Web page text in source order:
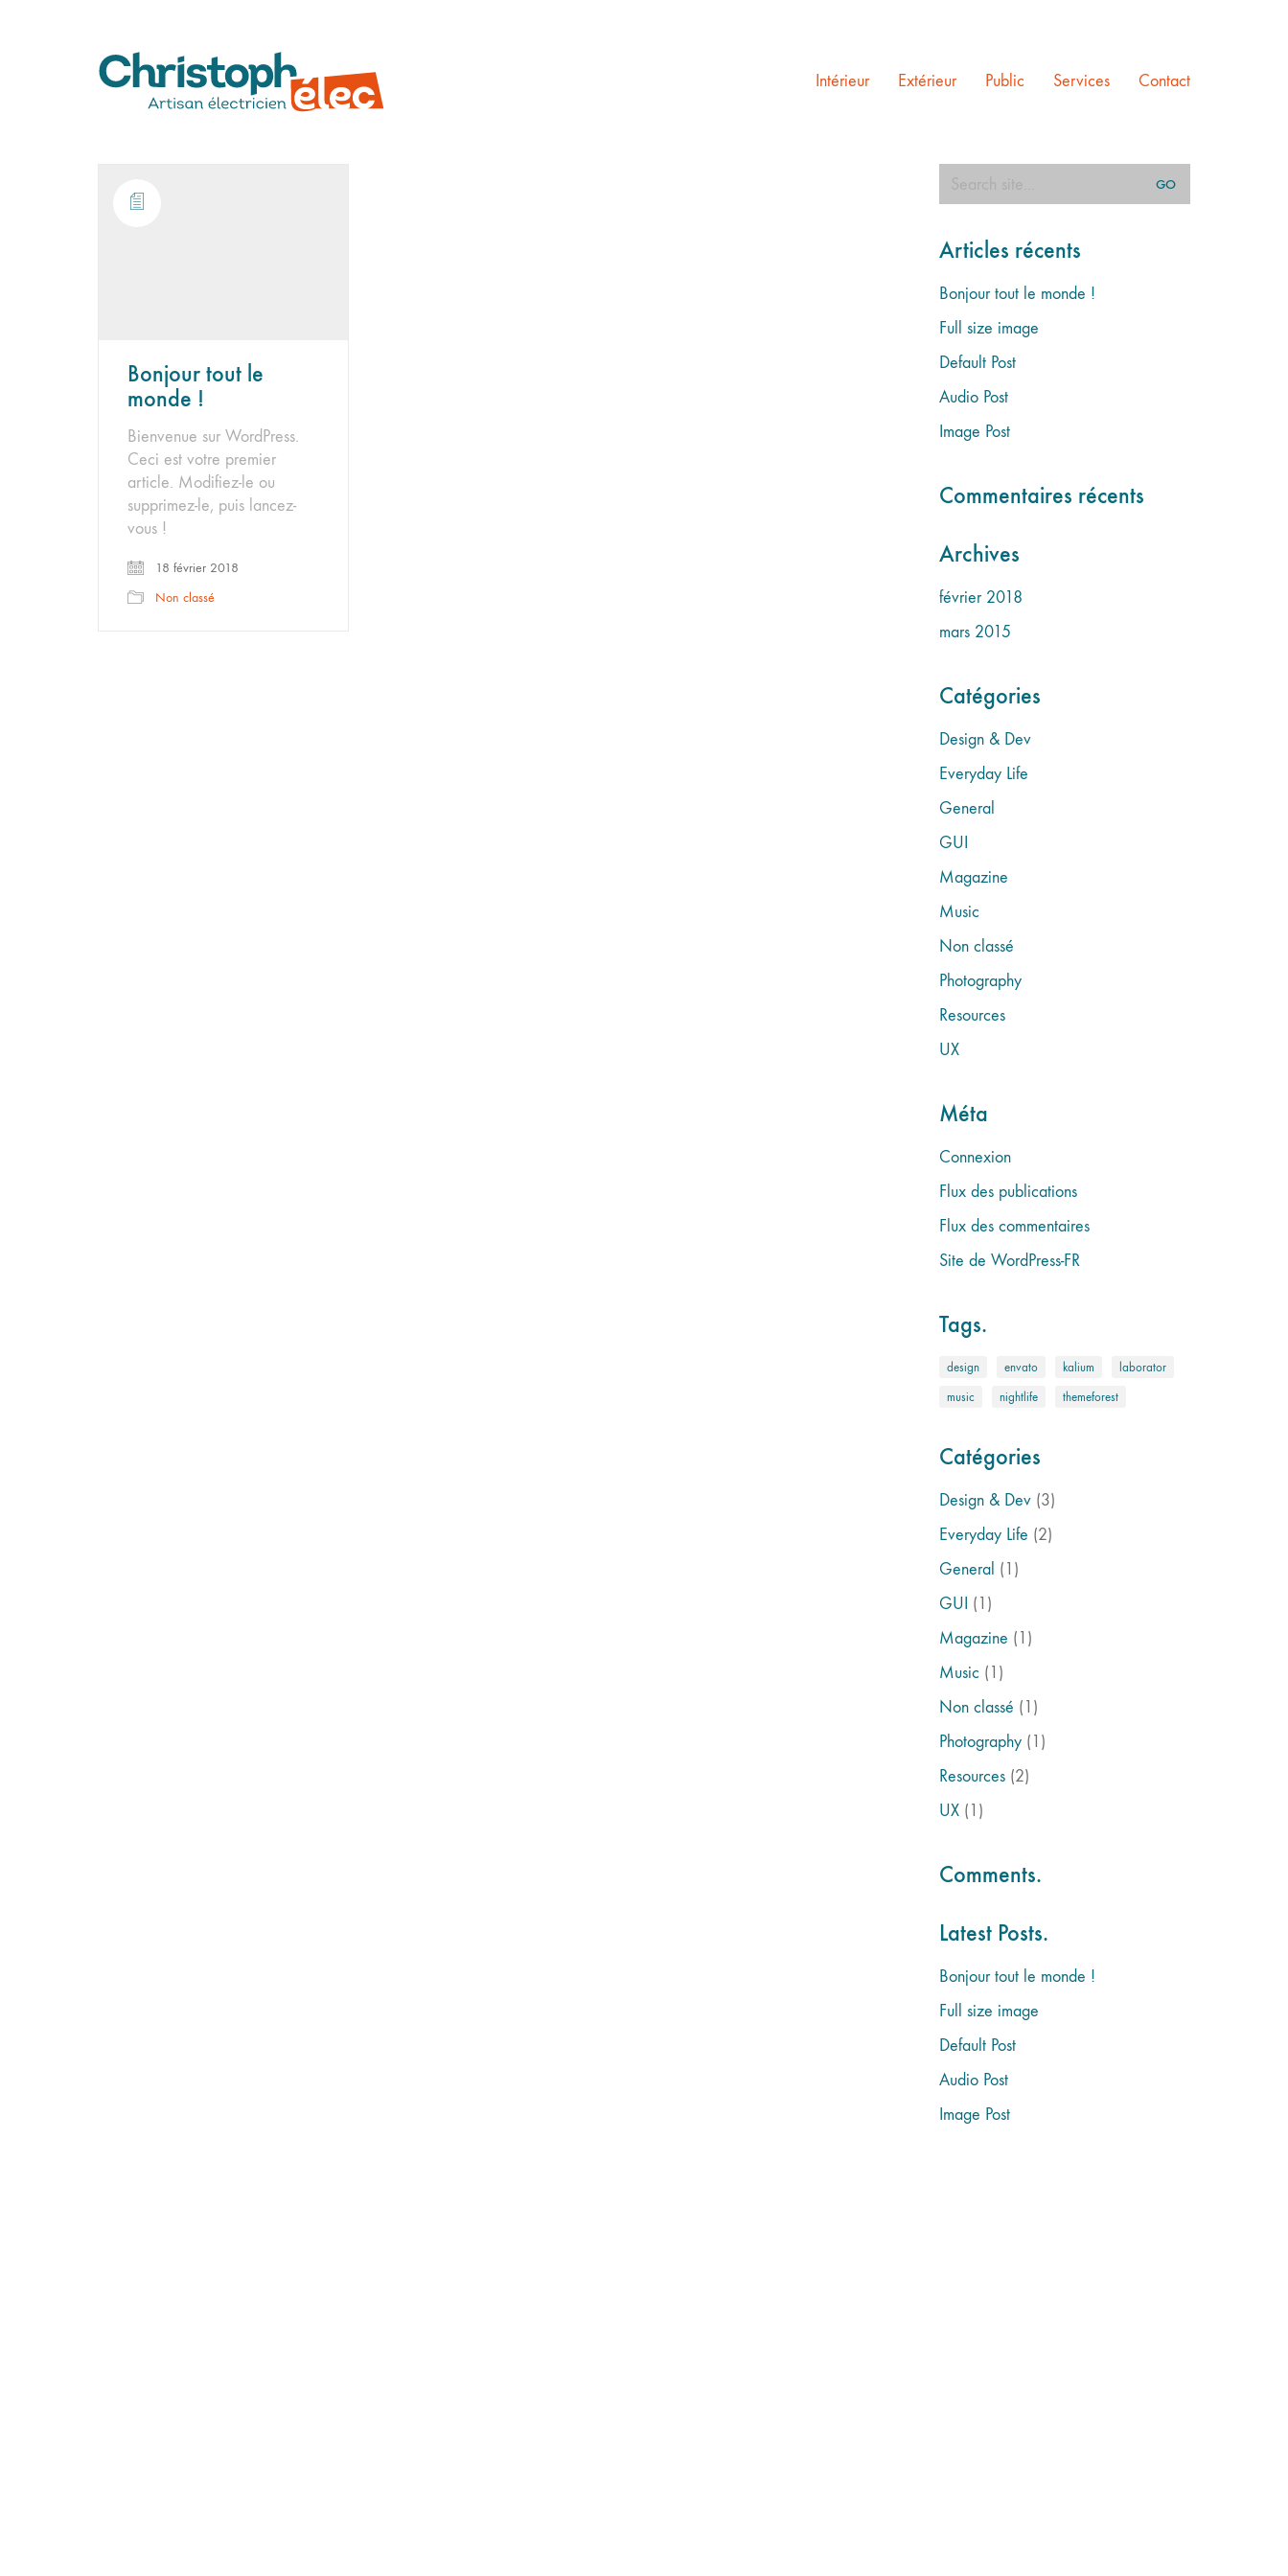
Intérieur Extérieur Public Services Contact
Bonjour tout le
monde !
Bienvenue sur WordPress.
Ceci est votre premier
article. Modifiez-le ou
supprimez-le, puis lancez-
vous !
18 février 2018
Non classé
Articles récents
Bonjour tout le monde !
Full size image
Default Post
Audio Post
Image Post
Commentaires récents
Archives
février 2018
mars 2015
Catégories
Design & Dev
Everyday Life
General
GUI
Magazine
Music
Non classé
Photography
Resources
UX
Méta
Connexion
Flux des publications
Flux des commentaires
Site de WordPress-FR
Tags.
design envato kalium laborator
music nightlife themeforest
Catégories
Design & Dev(3)
Everyday Life (2)
General (1)
GUI (1)
Magazine (1)
Music(1)
Non classé (1)
Photography(1)
Resources(2)
UX(1)
Comments.
Latest Posts.
Bonjour tout le monde !
Full size image
Default Post
Audio Post
Image Post